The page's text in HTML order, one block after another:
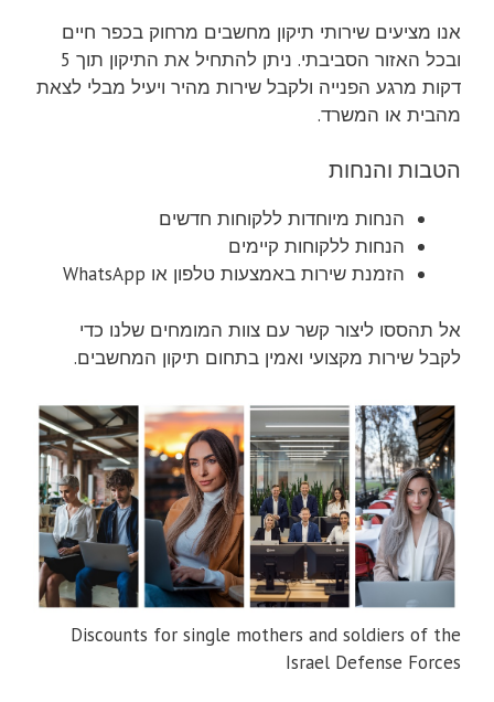
אנו מציעים שירותי תיקון מחשבים מרחוק בכפר חיים
ובכל האזור הסביבתי. ניתן להתחיל את התיקון תוך 5
דקות מרגע הפנייה ולקבל שירות מהיר ויעיל מבלי לצאת
מהבית או המשרד.
הטבות והנחות
הנחות מיוחדות ללקוחות חדשים
הנחות ללקוחות קיימים
הזמנת שירות באמצעות טלפון או WhatsApp
אל תהססו ליצור קשר עם צוות המומחים שלנו כדי
לקבל שירות מקצועי ואמין בתחום תיקון המחשבים.
Discounts for single mothers and soldiers of the
Israel Defense Forces